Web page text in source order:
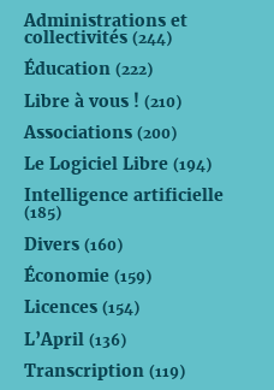
Administrations et
collectivités (244)
Éducation (222)
Libre à vous ! (210)
Associations (200)
Le Logiciel Libre (194)
Intelligence artificielle
(185)
Divers (160)
Économie (159)
Licences (154)
L’April (136)
Transcription (119)